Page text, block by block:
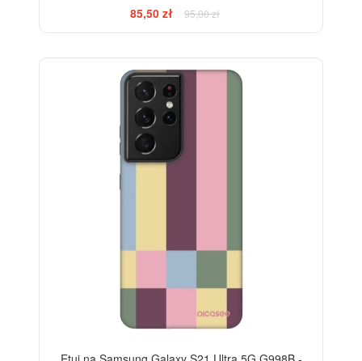
85,50 zł
95,00 zł